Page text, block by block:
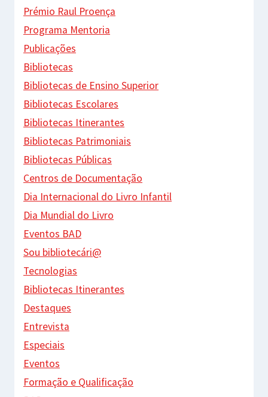
Prémio Raul Proença
Programa Mentoria
Publicações
Bibliotecas
Bibliotecas de Ensino Superior
Bibliotecas Escolares
Bibliotecas Itinerantes
Bibliotecas Patrimoniais
Bibliotecas Públicas
Centros de Documentação
Dia Internacional do Livro Infantil
Dia Mundial do Livro
Eventos BAD
Sou bibliotecári@
Tecnologias
Bibliotecas Itinerantes
Destaques
Entrevista
Especiais
Eventos
Formação e Qualificação